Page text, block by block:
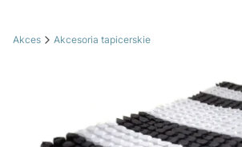
Akces Akcesoria tapicerskie